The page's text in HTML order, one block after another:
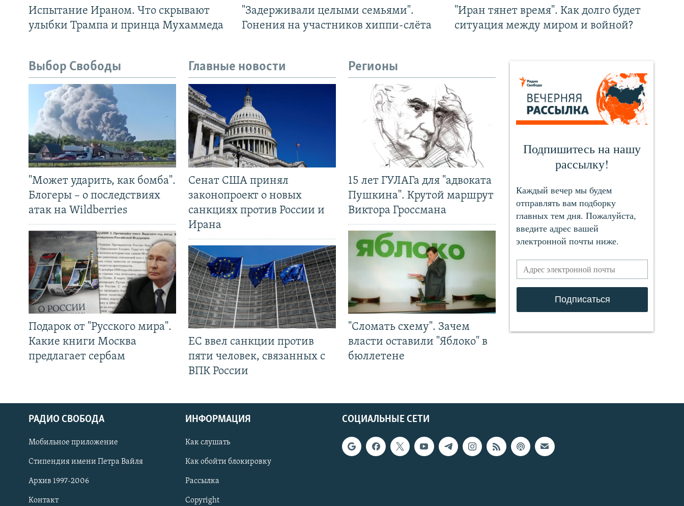
СОЦИАЛЬНЫЕ СЕТИ
Испытание Ираном. Что скрывают
улыбки Трампа и принца Мухаммеда
"Задерживали целыми семьями".
Гонения на участников хиппи-слёта
"Иран тянет время". Как долго будет
ситуация между миром и войной?
Выбор Свободы
"Может ударить, как бомба".
Блогеры – о последствиях
атак на Wildberries
Подарок от "Русского мира".
Какие книги Москва
предлагает сербам
Главные новости
Сенат США принял
законопроект о новых
санкциях против России и
Ирана
ЕС ввел санкции против
пяти человек, связанных с
ВПК России
Регионы
15 лет ГУЛАГа для "адвоката
Пушкина". Крутой маршрут
Виктора Гроссмана
"Сломать схему". Зачем
власти оставили "Яблоко" в
бюллетене
СОЦИАЛЬНЫЕ СЕТИ
РАДИО СВОБОДА
Мобильное приложение
Стипендия имени Петра Вайля
Архив 1997-2006
Контакт
ИНФОРМАЦИЯ
Как слушать
Как обойти блокировку
Рассылка
Copyright